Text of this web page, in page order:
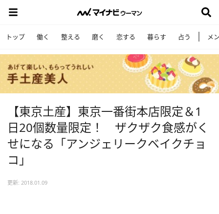
トップ 働く 整える 磨く 恋する 暮らす 占う メ
【東京土産】東京一番街本店限定＆1
日20個数量限定！ ザクザク食感がく
せになる「アンジェリークベイクチョ
コ」
更新: 2018.01.09